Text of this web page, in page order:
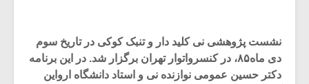
نشست پژوهشی نی کلید دار و تنبک کوکی در تاریخ سوم
دی ماه۸۵، در کنسرواتوار تهران برگزار شد. در این برنامه
دکتر حسین عمومی نوازنده نی و استاد دانشگاه ارواین